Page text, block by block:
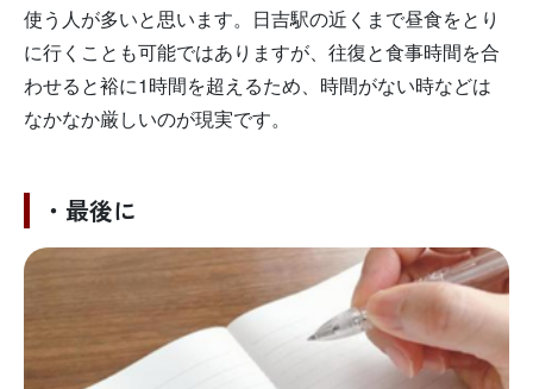
使う人が多いと思います。日吉駅の近くまで昼食をとり
に行くことも可能ではありますが、往復と食事時間を合
わせると裕に1時間を超えるため、時間がない時などは
なかなか厳しいのが現実です。
・最後に